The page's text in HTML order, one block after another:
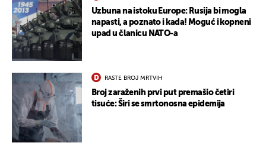
Uzbuna na istoku Europe: Rusija bi mogla
napasti, a poznato i kada! Moguć i kopneni
upad u članicu NATO-a
RASTE BROJ MRTVIH
Broj zaraženih prvi put premašio četiri
tisuće: Širi se smrtonosna epidemija